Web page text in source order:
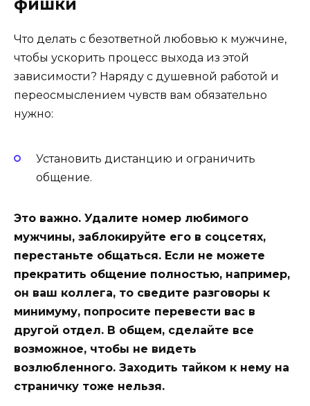
фишки
Что делать с безответной любовью к мужчине,
чтобы ускорить процесс выхода из этой
зависимости? Наряду с душевной работой и
переосмыслением чувств вам обязательно
нужно:
Установить дистанцию и ограничить
общение.
Это важно. Удалите номер любимого
мужчины, заблокируйте его в соцсетях,
перестаньте общаться. Если не можете
прекратить общение полностью, например,
он ваш коллега, то сведите разговоры к
минимуму, попросите перевести вас в
другой отдел. В общем, сделайте все
возможное, чтобы не видеть
возлюбленного. Заходить тайком к нему на
страничку тоже нельзя.